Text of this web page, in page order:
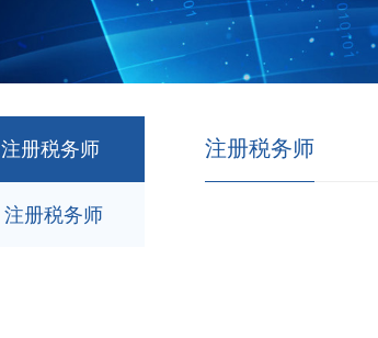
注册税务师
注册税务师
注册税务师